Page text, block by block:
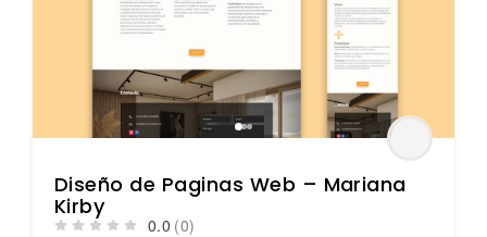
Diseño de Paginas Web – Mariana
Kirby
0.0 (0)